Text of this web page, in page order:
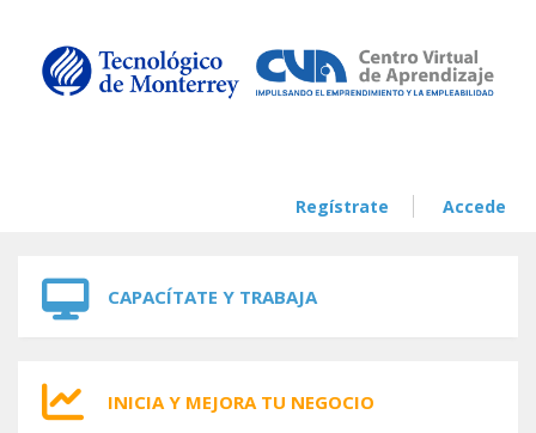
Regístrate Accede
CAPACÍTATE Y TRABAJA
INICIA Y MEJORA TU NEGOCIO